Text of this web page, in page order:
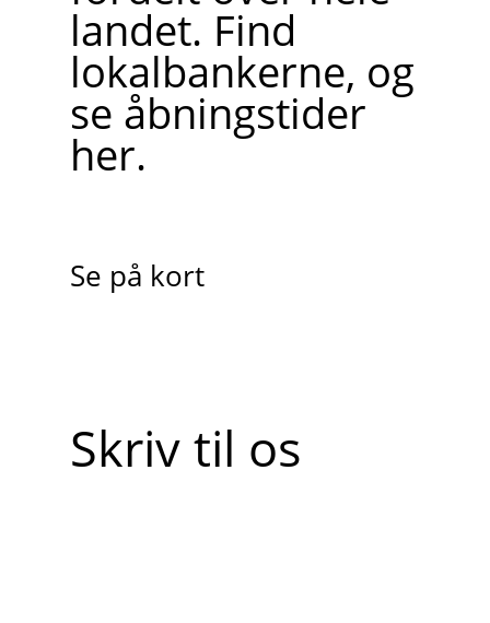
landet. Find
lokalbankerne, og
se åbningstider
her.
Se på kort
Skriv til os